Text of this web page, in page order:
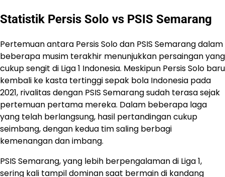
Statistik Persis Solo vs PSIS Semarang
Pertemuan antara Persis Solo dan PSIS Semarang dalam
beberapa musim terakhir menunjukkan persaingan yang
cukup sengit di Liga 1 Indonesia. Meskipun Persis Solo baru
kembali ke kasta tertinggi sepak bola Indonesia pada
2021, rivalitas dengan PSIS Semarang sudah terasa sejak
pertemuan pertama mereka. Dalam beberapa laga
yang telah berlangsung, hasil pertandingan cukup
seimbang, dengan kedua tim saling berbagi
kemenangan dan imbang.
PSIS Semarang, yang lebih berpengalaman di Liga 1,
sering kali tampil dominan saat bermain di kandang